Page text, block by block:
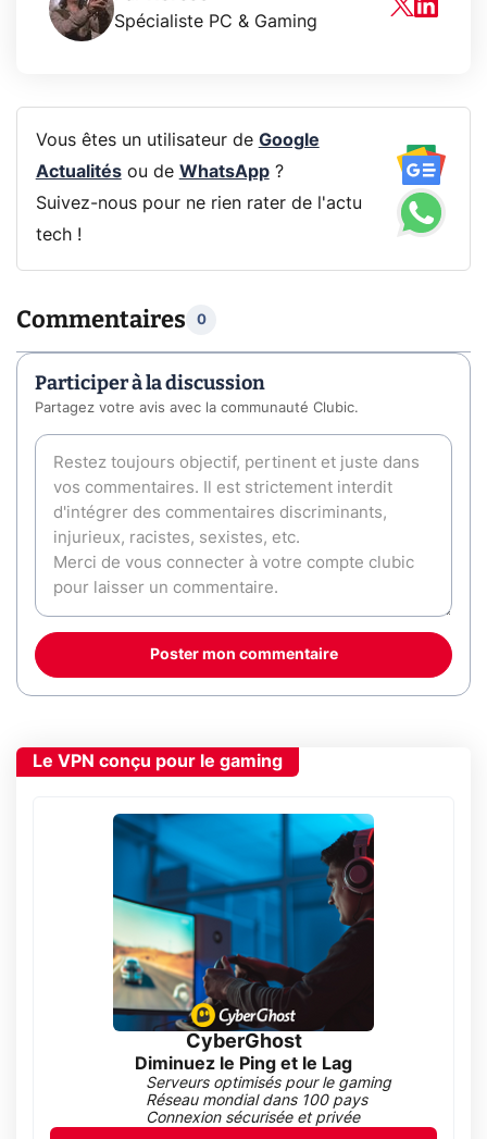
Spécialiste PC & Gaming
Vous êtes un utilisateur de Google
Actualitésou de WhatsApp?
Suivez-nous pour ne rien rater de l'actu
tech !
Commentaires 0
Participer à la discussion
Partagez votre avis avec la communauté Clubic.
Poster mon commentaire
Le VPN conçu pour le gaming
CyberGhost
Diminuez le Ping et le Lag
Serveurs optimisés pour le gaming
Réseau mondial dans 100 pays
Connexion sécurisée et privée